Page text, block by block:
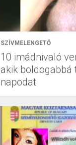
SZÍVMELENGETŐ
10 imádnivaló
akik boldogabbá
napodat